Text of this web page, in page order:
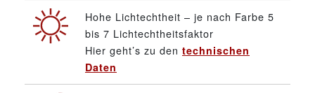
Hohe Lichtechtheit – je nach Farbe 5
bis 7 Lichtechtheitsfaktor
Hier geht’s zu den technischen
Daten